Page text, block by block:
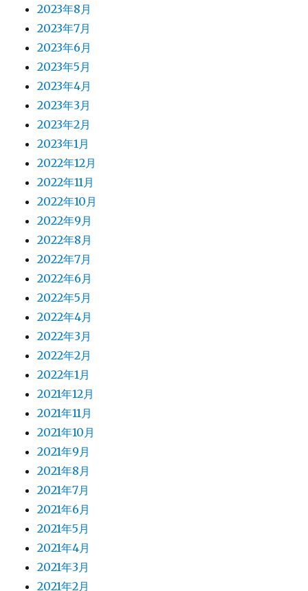
2023年8月
2023年7月
2023年6月
2023年5月
2023年4月
2023年3月
2023年2月
2023年1月
2022年12月
2022年11月
2022年10月
2022年9月
2022年8月
2022年7月
2022年6月
2022年5月
2022年4月
2022年3月
2022年2月
2022年1月
2021年12月
2021年11月
2021年10月
2021年9月
2021年8月
2021年7月
2021年6月
2021年5月
2021年4月
2021年3月
2021年2月